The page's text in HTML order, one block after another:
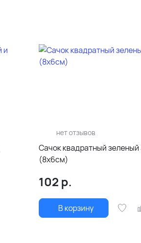
нет отзывов
Сачок квадратный зеленый
(8х6см)
102 р.
В корзину